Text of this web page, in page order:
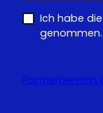
Ich habe die
genommen.
Partnerbereich